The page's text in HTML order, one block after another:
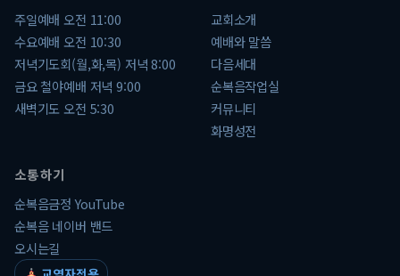
주일예배 오전 11:00
수요예배 오전 10:30
저녁기도회(월,화,목) 저녁 8:00
금요 철야예배 저녁 9:00
새벽기도 오전 5:30
교회소개
예배와 말씀
다음세대
순복음작업실
커뮤니티
화명성전
소통하기
순복음금정 YouTube
순복음 네이버 밴드
오시는길